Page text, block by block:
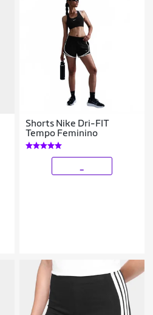
Shorts Nike Dri-FIT
Tempo Feminino